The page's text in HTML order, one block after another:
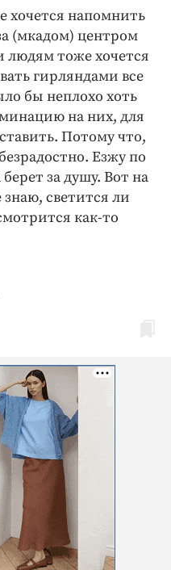
хочется напомнить
(мкадом) центром
людям тоже хочется
гирляндами все
бы неплохо хоть
на них, для
Потому что,
Езжу по
за душу. Вот на
светится ли
как-то